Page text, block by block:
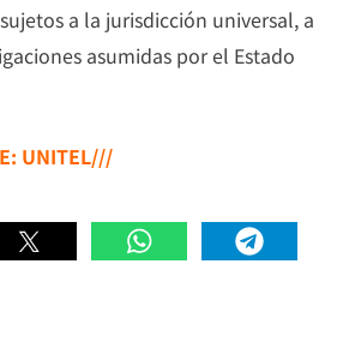
a la jurisdicción universal, a
asumidas por el Estado
UNITEL///